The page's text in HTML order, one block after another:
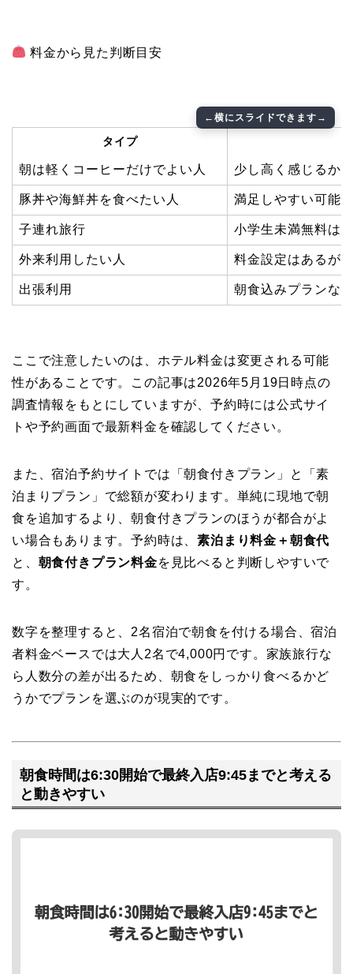
料金から見た判断目安
タイプ
朝は軽くコーヒーだけでよい人 少し高く感じるか
豚丼や海鮮丼を食べたい人 満足しやすい可能
子連れ旅行 小学生未満無料は
外来利用したい人 料金設定はあるが
出張利用 朝食込みプランな
ここで注意したいのは、ホテル料金は変更される可能
性があることです。この記事は2026年5月19日時点の
調査情報をもとにしていますが、予約時には公式サイ
トや予約画面で最新料金を確認してください。
また、宿泊予約サイトでは「朝食付きプラン」と「素
泊まりプラン」で総額が変わります。単純に現地で朝
食を追加するより、朝食付きプランのほうが都合がよ
い場合もあります。予約時は、素泊まり料金＋朝食代
と、 朝食付きプラン料金を見比べると判断しやすいで
す。
数字を整理すると、2名宿泊で朝食を付ける場合、宿泊
者料金ベースでは大人2名で4,000円です。家族旅行な
ら人数分の差が出るため、朝食をしっかり食べるかど
うかでプランを選ぶのが現実的です。
朝食時間は6:30開始で最終入店9:45までと考える
と動きやすい